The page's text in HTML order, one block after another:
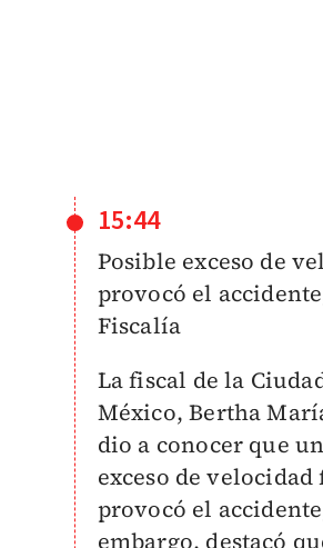
15:44
Posible exceso de
provocó el
Fiscalía
La fiscal de la
México, Bertha
dio a conocer que
exceso de velocidad
provocó el
embargo, destacó